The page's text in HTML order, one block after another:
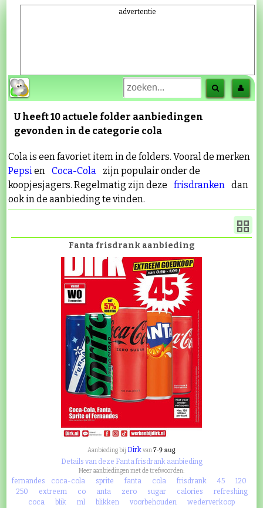
advertentie
U heeft 10 actuele folder aanbiedingen
gevonden in de categorie cola
Cola is een favoriet item in de folders. Vooral de merken
Pepsien Coca-Cola
zijn populair onder de
koopjesjagers. Regelmatig zijn deze
frisdranken dan
ook in de aanbieding te vinden.
Fanta frisdrank aanbieding
Aanbieding bij Dirkvan7-9 aug
Details van deze Fanta frisdrank aanbieding
Meer aanbiedingen met de trefwoorden:
fernandes coca-cola sprite fanta cola frisdrank 45
120
250
extreem co anta zero sugar calories
refreshing
coca
blik ml blikken voorbehouden
wederverkoop